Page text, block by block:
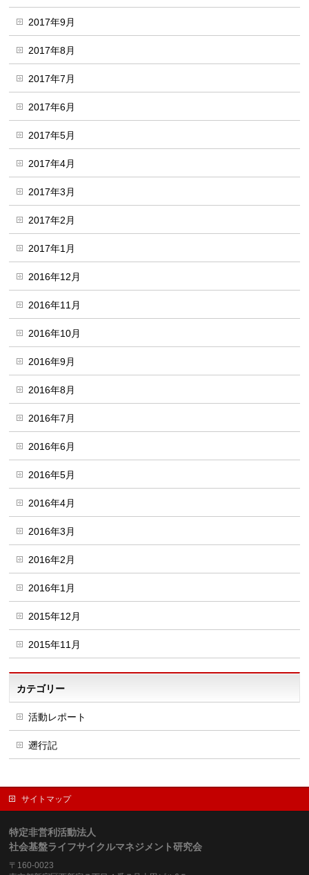
2017年9月
2017年8月
2017年7月
2017年6月
2017年5月
2017年4月
2017年3月
2017年2月
2017年1月
2016年12月
2016年11月
2016年10月
2016年9月
2016年8月
2016年7月
2016年6月
2016年5月
2016年4月
2016年3月
2016年2月
2016年1月
2015年12月
2015年11月
カテゴリー
活動レポート
遡行記
サイトマップ
特定非営利活動法人
社会基盤ライフサイクルマネジメント研究会
〒160-0023